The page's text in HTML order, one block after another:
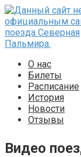
Перейти
к
контенту
О нас
Билеты
Расписание
История
Новости
Отзывы
Видео